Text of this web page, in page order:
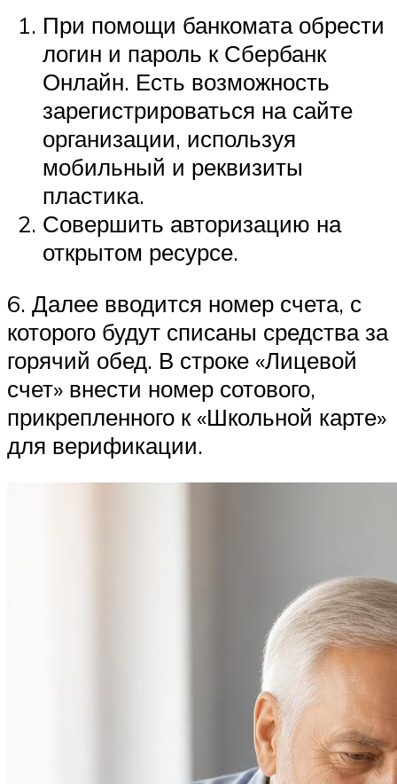
При помощи банкомата обрести
логин и пароль к Сбербанк
Онлайн. Есть возможность
зарегистрироваться на сайте
организации, используя
мобильный и реквизиты
пластика.
Совершить авторизацию на
открытом ресурсе.
6. Далее вводится номер счета, с
которого будут списаны средства за
горячий обед. В строке «Лицевой
счет» внести номер сотового,
прикрепленного к «Школьной карте»
для верификации.